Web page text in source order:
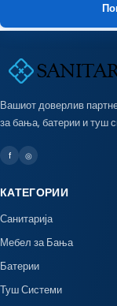
Вашиот доверлив
за бања, батерии и туш
f ◎
КАТЕГОРИИ
Санитарија
Мебел за Бања
Батерии
Туш Системи